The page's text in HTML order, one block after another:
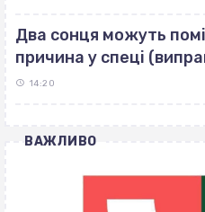
Два сонця можуть
причина у спеці
14:20
ВАЖЛИВО